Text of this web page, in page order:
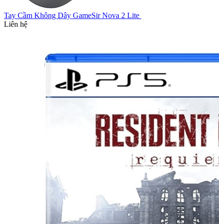
Tay Cầm Không Dây GameSir Nova 2 Lite
Liên hệ